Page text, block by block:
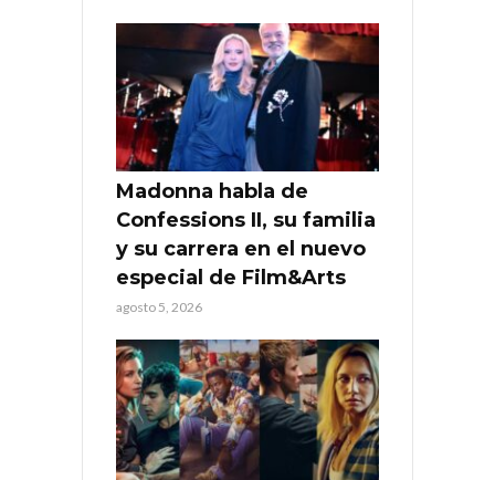
Madonna habla de
Confessions II, su familia
y su carrera en el nuevo
especial de Film&Arts
agosto 5, 2026